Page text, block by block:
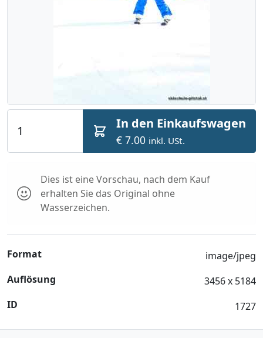
In den Einkaufswagen
€ 7.00 inkl. USt.
Dies ist eine Vorschau, nach dem Kauf
erhalten Sie das Original ohne
Wasserzeichen.
Format
image/jpeg
Auflösung
3456 x 5184
ID
1727